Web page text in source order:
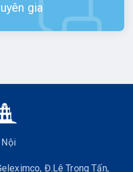
gia
Nội
Đ.Lê Trọng Tấn,